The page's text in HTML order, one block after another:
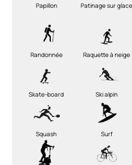
Papillon Patinage sur glace
Randonnée Raquette à neige
Skate-board Ski alpin
Squash Surf